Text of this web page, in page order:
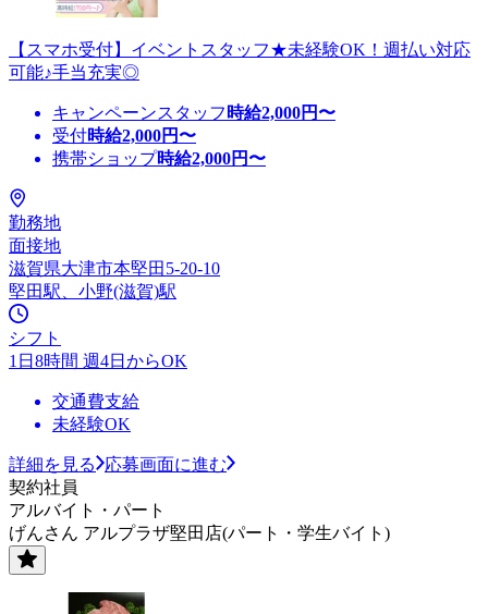
【スマホ受付】イベントスタッフ★未経験OK！週払い対応
可能♪手当充実◎
キャンペーンスタッフ 時給2,000円〜
受付時給2,000円〜
携帯ショップ時給2,000円〜
勤務地
面接地
滋賀県大津市本堅田5-20-10
堅田駅、小野(滋賀)駅
シフト
1日8時間 週4日からOK
交通費支給
未経験OK
詳細を見る
応募画面に進む
契約社員
アルバイト・パート
げんさん アルプラザ堅田店(パート・学生バイト)